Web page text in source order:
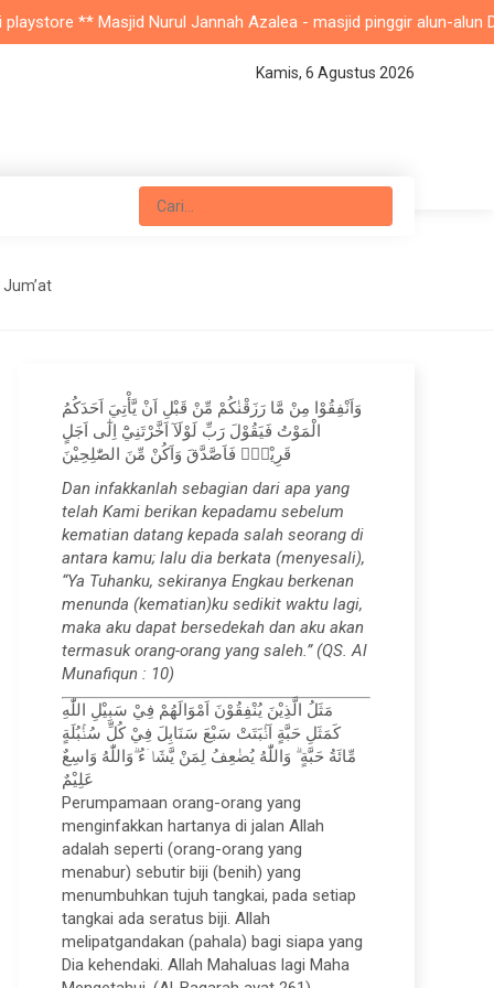
** Masjid Nurul Jannah Azalea - masjid pinggir alun-alun Depok
Kamis, 6 Agustus 2026
وَاَنْفِقُوْا مِنْ مَّا رَزَقْنٰكُمْ مِّنْ قَبْلِ اَنْ يَّأْتِيَ اَحَدَكُمُ
الْمَوْتُ فَيَقُوْلَ رَبِّ لَوْلَآ اَخَّرْتَنِيْٓ اِلٰٓى اَجَلٍ
قَرِيْبٍۚ فَاَصَّدَّقَ وَاَكُنْ مِّنَ الصّٰلِحِيْنَ
Dan infakkanlah sebagian dari apa yang
telah Kami berikan kepadamu sebelum
kematian datang kepada salah seorang di
antara kamu; lalu dia berkata (menyesali),
“Ya Tuhanku, sekiranya Engkau berkenan
menunda (kematian)ku sedikit waktu lagi,
maka aku dapat bersedekah dan aku akan
termasuk orang-orang yang saleh.” (QS. Al
Munafiqun : 10)
مَثَلُ الَّذِيْنَ يُنْفِقُوْنَ اَمْوَالَهُمْ فِيْ سَبِيْلِ اللّٰهِ
كَمَثَلِ حَبَّةٍ اَنْۢبَتَتْ سَبْعَ سَنَابِلَ فِيْ كُلِّ سُنْۢبُلَةٍ
مِّائَةُ حَبَّةٍ ۗ وَاللّٰهُ يُضٰعِفُ لِمَنْ يَّشَاۤءُ ۗوَاللّٰهُ وَاسِعٌ
عَلِيْمٌ
Perumpamaan orang-orang yang
menginfakkan hartanya di jalan Allah
adalah seperti (orang-orang yang
menabur) sebutir biji (benih) yang
menumbuhkan tujuh tangkai, pada setiap
tangkai ada seratus biji. Allah
melipatgandakan (pahala) bagi siapa yang
Dia kehendaki. Allah Mahaluas lagi Maha